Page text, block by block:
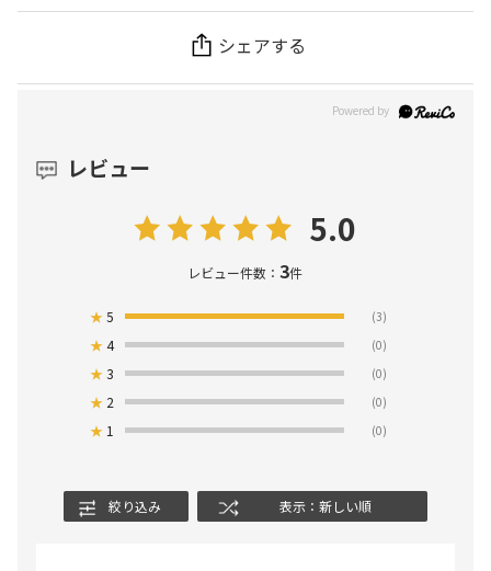
シェアする
レビュー
5.0
レビュー件数：3件
★5 (3)
★4 (0)
★3 (0)
★ 2 (0)
★ 1 (0)
絞り込み 表示：新しい順